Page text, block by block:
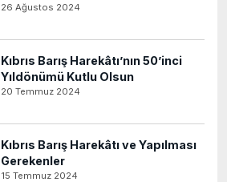
26 Ağustos 2024
Kıbrıs Barış Harekâtı’nın 50’inci
Yıldönümü Kutlu Olsun
20 Temmuz 2024
Kıbrıs Barış Harekâtı ve Yapılması
Gerekenler
15 Temmuz 2024